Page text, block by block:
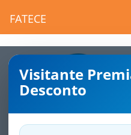
FATECE
Visitante
Desconto